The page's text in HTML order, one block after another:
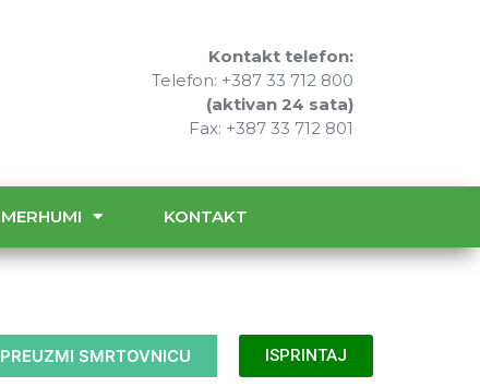
Kontakt telefon:
Telefon: +387 33 712 800
(aktivan 24 sata)
Fax: +387 33 712 801
MERHUMI KONTAKT
PREUZMI SMRTOVNICU ISPRINTAJ